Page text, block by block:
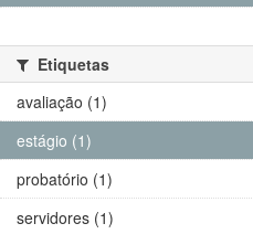
Etiquetas
avaliação (1)
estágio (1)
probatório (1)
servidores (1)